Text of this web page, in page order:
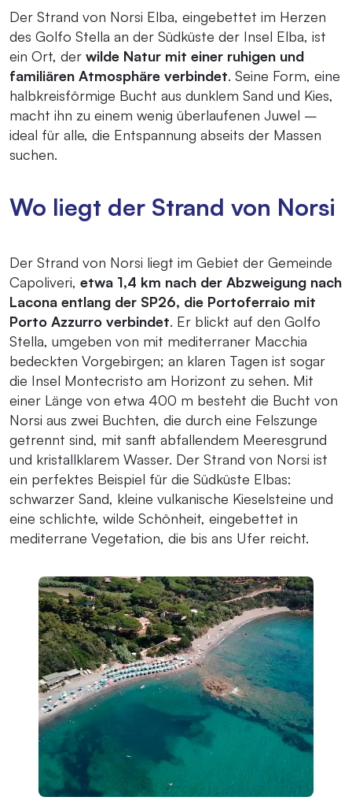
Der Strand von Norsi Elba, eingebettet im Herzen
des Golfo Stella an der Südküste der Insel Elba, ist
ein Ort, der wilde Natur mit einer ruhigen und
familiären Atmosphäre verbindet. Seine Form, eine
halbkreisförmige Bucht aus dunklem Sand und Kies,
macht ihn zu einem wenig überlaufenen Juwel –
ideal für alle, die Entspannung abseits der Massen
suchen.
Wo liegt der Strand von Norsi
Der Strand von Norsi liegt im Gebiet der Gemeinde
Capoliveri, etwa 1,4 km nach der Abzweigung nach
Lacona entlang der SP26, die Portoferraio mit
Porto Azzurro verbindet. Er blickt auf den Golfo
Stella, umgeben von mit mediterraner Macchia
bedeckten Vorgebirgen; an klaren Tagen ist sogar
die Insel Montecristo am Horizont zu sehen. Mit
einer Länge von etwa 400 m besteht die Bucht von
Norsi aus zwei Buchten, die durch eine Felszunge
getrennt sind, mit sanft abfallendem Meeresgrund
und kristallklarem Wasser. Der Strand von Norsi ist
ein perfektes Beispiel für die Südküste Elbas:
schwarzer Sand, kleine vulkanische Kieselsteine und
eine schlichte, wilde Schönheit, eingebettet in
mediterrane Vegetation, die bis ans Ufer reicht.